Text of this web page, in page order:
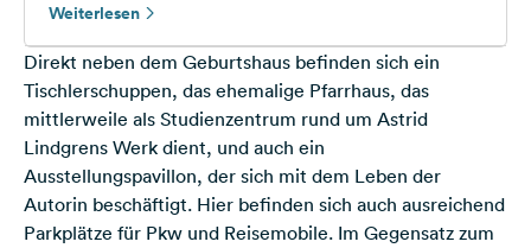
Weiterlesen
Direkt neben dem Geburtshaus befinden sich ein
Tischlerschuppen, das ehemalige Pfarrhaus, das
mittlerweile als Studienzentrum rund um Astrid
Lindgrens Werk dient, und auch ein
Ausstellungspavillon, der sich mit dem Leben der
Autorin beschäftigt. Hier befinden sich auch ausreichend
Parkplätze für Pkw und Reisemobile. Im Gegensatz zum